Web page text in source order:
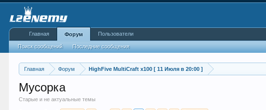
Главная Форум HighFive MultiCraft x100 [ 11 Июля в 20:00 ]
Мусорка
Старые и не актуальные темы
Главная Форум
Поиск сообщений Последние сообщения
Пользователи